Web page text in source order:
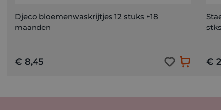
Djeco bloemenwaskrijtjes 12 stuks +18
maanden
€ 8,45 €